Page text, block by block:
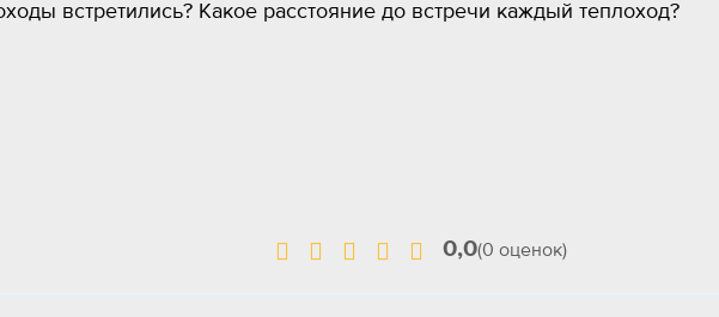
встретились? Какое расстояние до встречи каждый теплоход?
0,0(0 оценок)